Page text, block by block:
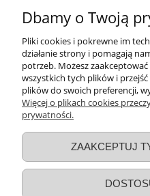
Sklep internetowy
czynny:
pon-czw: 8:00 - 16:00
piątek: 8:00 - 15:00
+48 600 455 305
biuro@synergyrb.pl
Dbamy o Twoją
Pliki cookies i pokrewne im
działanie strony i pomagają
potrzeb. Możesz
wszystkich tych plików i
plików do swoich preferencji,
Więcej o plikach cookies
prywatności.
ZAAKCEPTUJ